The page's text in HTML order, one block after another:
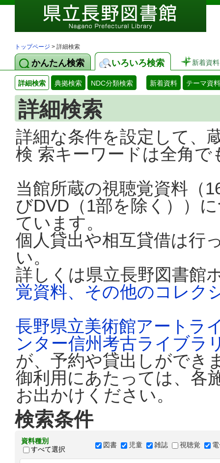
トップページ > 詳細検索
かんたん検索 いろいろ検索 新着資料
詳細検索 典拠検索 NDC分類検索 新着資料 テーマ資料
詳細検索
詳細な条件を設定して、
検 索キーワードは全角
当館所蔵の視聴覚資料（
びDVD（1部を除く））
ています。
個人貸出や相互貸借は行
い。
詳しくは県立長野図書館
覚資料、その他のコレク
長野県立美術館アートラ
ンター信州考古ライブラ
が、予約や貸出しができ
御利用にあたっては、各
お出かけください。
検索条件
資料種別
すべて選択
図書 児童 雑誌 視聴覚